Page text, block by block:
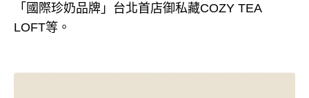
「國際珍奶品牌」台北首店御私藏COZY TEA
LOFT等。